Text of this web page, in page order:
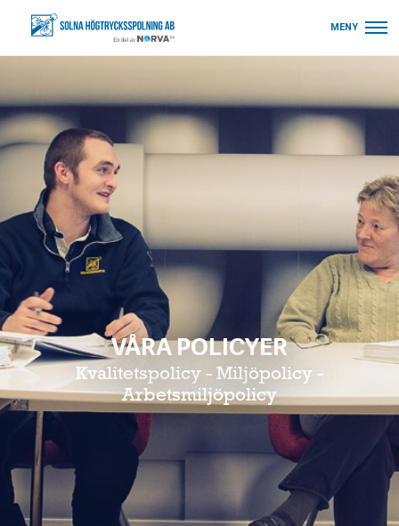
MENY
VÅRA POLICYER
Kvalitetspolicy - Miljöpolicy -
Arbetsmiljöpolicy